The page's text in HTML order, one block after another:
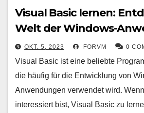
Visual Basic lernen:
Welt der Windows-
OKT. 5, 2023 FORVM 0
Visual Basic ist eine beliebte
die häufig für die Entwicklung von
Anwendungen verwendet wird.
interessiert bist, Visual Basic zu